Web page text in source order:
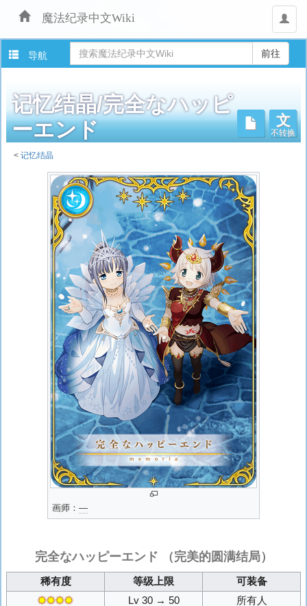
魔法纪录中文Wiki
用
户
导航
记忆结晶/完全なハッピ
ーエンド
文
不转换
<记忆结晶
画师： ―
完全なハッピーエンド （完美的圆满结局）
稀有度 等级上限
可装备
✸✸✸✸
Lv 30 → 50
所有人